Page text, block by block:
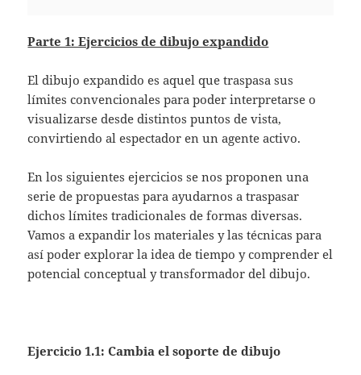
Parte 1: Ejercicios de dibujo expandido
El dibujo expandido es aquel que traspasa sus
límites convencionales para poder interpretarse o
visualizarse desde distintos puntos de vista,
convirtiendo al espectador en un agente activo.
En los siguientes ejercicios se nos proponen una
serie de propuestas para ayudarnos a traspasar
dichos límites tradicionales de formas diversas.
Vamos a expandir los materiales y las técnicas para
así poder explorar la idea de tiempo y comprender el
potencial conceptual y transformador del dibujo.
Ejercicio 1.1: Cambia el soporte de dibujo